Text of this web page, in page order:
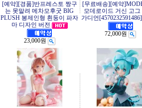
[예약][경품]반프레스토 짱구
는 못말려 메차모후굿 BIG
PLUSH 봉제인형 흰둥이 파자
마 디자인 버전
23,000원
[무료배송][예약
모데로이드 거신 고그
가디언[4570232591486]
72,000원